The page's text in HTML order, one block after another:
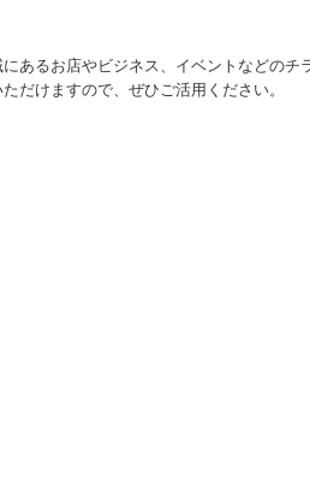
あるお店やビジネス、イベントなどのチ
だけますので、ぜひご活用ください。